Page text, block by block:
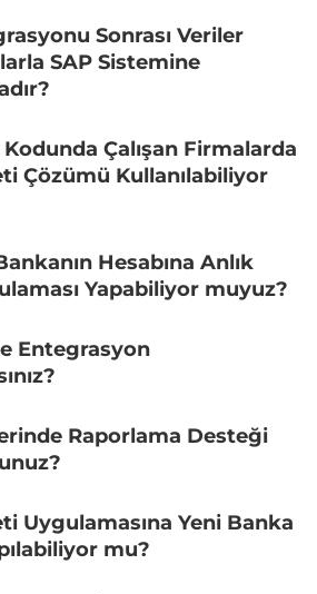
Sonrası Veriler
SAP Sistemine
Çalışan Firmalarda
Çözümü Kullanılabiliyor
Hesabına Anlık
Yapabiliyor muyuz?
Entegrasyon
Raporlama Desteği
Uygulamasına Yeni Banka
mu?